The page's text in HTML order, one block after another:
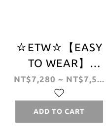
☆ETW☆【EASY
TO WEAR】
STUSSY WORLD
TOUR ZIP
HOODIE 連帽 外
套 秋冬 世界巡迴
NT$7,280 ~ NT$7,5...
ADD TO CART